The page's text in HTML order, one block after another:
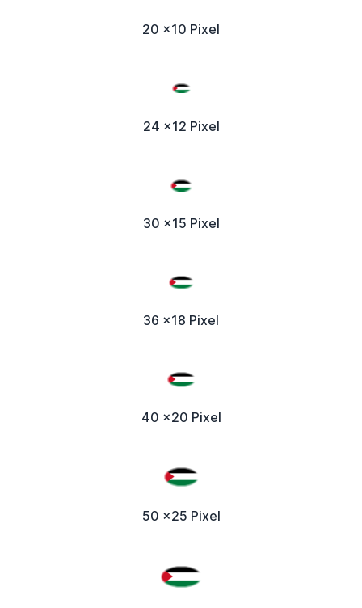
20 x10 Pixel
24 x12 Pixel
30 x15 Pixel
36 x18 Pixel
40 x20 Pixel
50 x25 Pixel